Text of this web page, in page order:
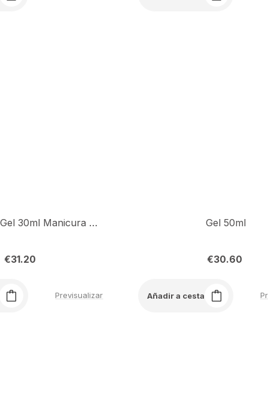
Previsualizar
Ultra White Gel 30ml Manicura Francesa
€31.20
Añadir a cesta
Gel 50ml
€30.60